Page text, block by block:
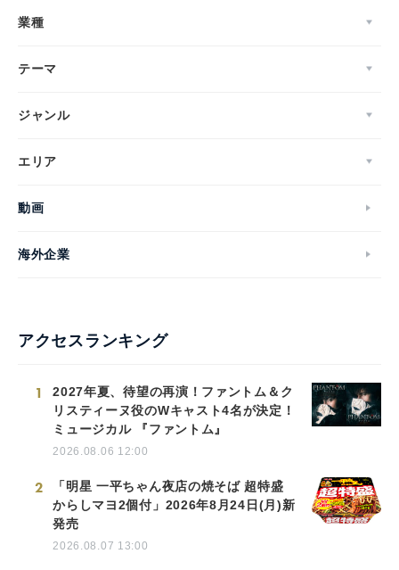
業種
テーマ
ジャンル
エリア
動画
海外企業
アクセスランキング
1
2027年夏、待望の再演！ファントム＆ク
リスティーヌ役のWキャスト4名が決定！
ミュージカル 『ファントム』
2026.08.06 12:00
2
「明星 一平ちゃん夜店の焼そば 超特盛
からしマヨ2個付」2026年8月24日(月)新
発売
2026.08.07 13:00